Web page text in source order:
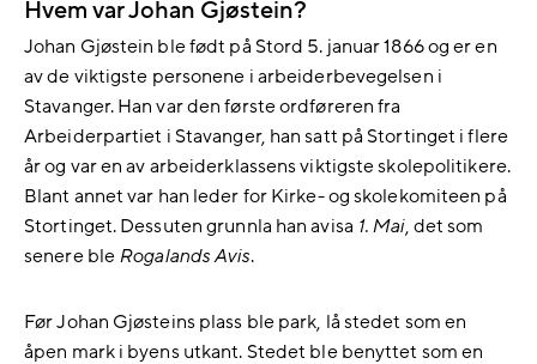
Hvem var Johan Gjøstein?
Johan Gjøstein ble født på Stord 5. januar 1866 og er en
av de viktigste personene i arbeiderbevegelsen i
Stavanger. Han var den første ordføreren fra
Arbeiderpartiet i Stavanger, han satt på Stortinget i flere
år og var en av arbeiderklassens viktigste skolepolitikere.
Blant annet var han leder for Kirke- og skolekomiteen på
Stortinget. Dessuten grunnla han avisa 1. Mai, det som
senere ble Rogalands Avis.
Før Johan Gjøsteins plass ble park, lå stedet som en
åpen mark i byens utkant. Stedet ble benyttet som en